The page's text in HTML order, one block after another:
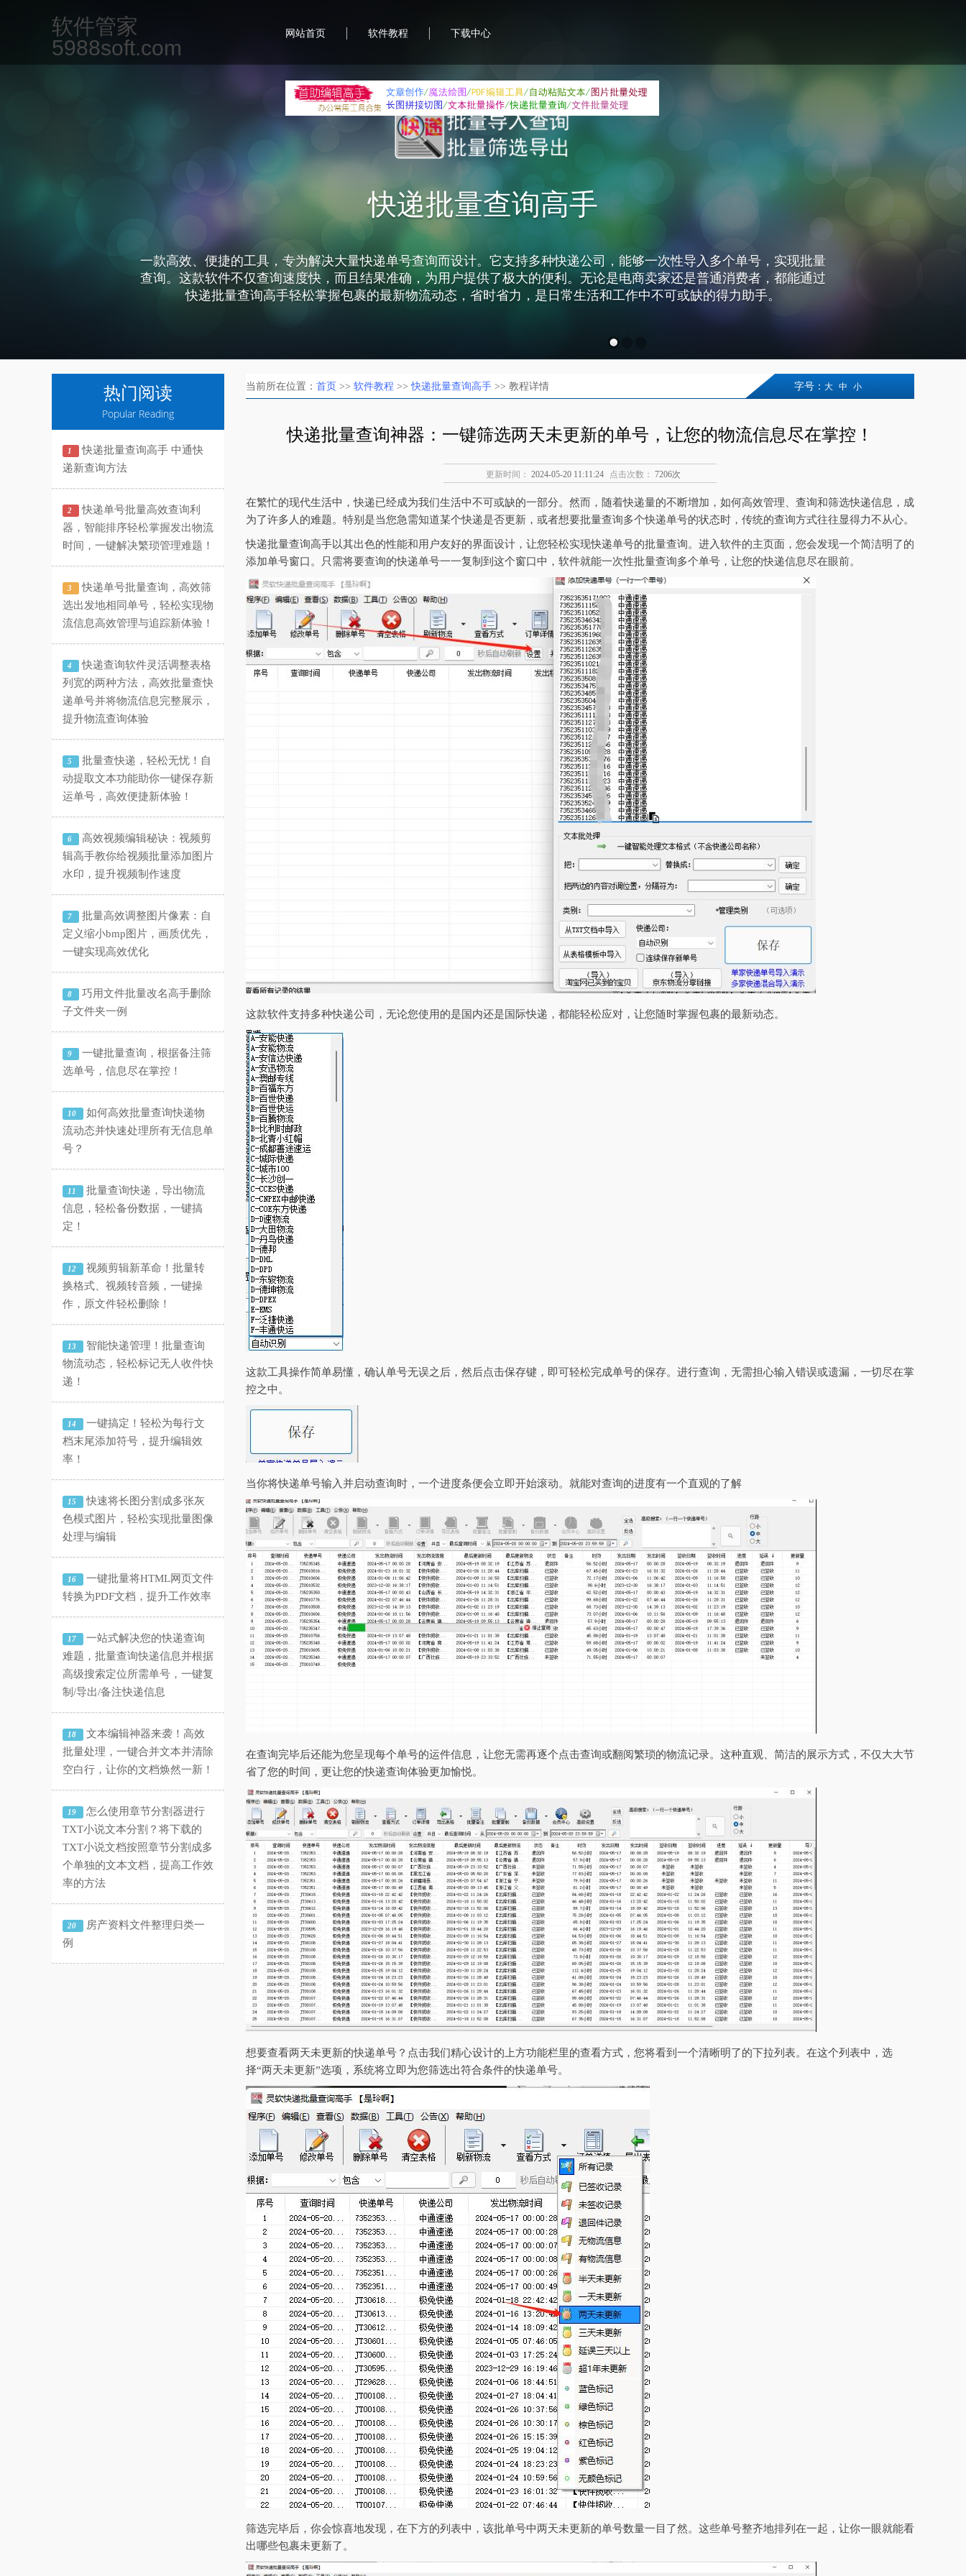
快递批量查询高手
一款高效、便捷的工具，专为解决大量快递单号查询而设计。它支持多种快递公司，能够一次性导入多个单号，实现批量
查询。这款软件不仅查询速度快，而且结果准确，为用户提供了极大的便利。无论是电商卖家还是普通消费者，都能通过
快递批量查询高手轻松掌握包裹的最新物流动态，省时省力，是日常生活和工作中不可或缺的得力助手。
软件管家
5988soft.com
网站首页 | 软件教程 | 下载中心
热门阅读
Popular Reading
1
快递批量查询高手 中通快
递新查询方法
2
快递单号批量高效查询利
器，智能排序轻松掌握发出物流
时间，一键解决繁琐管理难题！
3
快递单号批量查询，高效筛
选出发地相同单号，轻松实现物
流信息高效管理与追踪新体验！
4
快递查询软件灵活调整表格
列宽的两种方法，高效批量查快
递单号并将物流信息完整展示，
提升物流查询体验
5
批量查快递，轻松无忧！自
动提取文本功能助你一键保存新
运单号，高效便捷新体验！
6
高效视频编辑秘诀：视频剪
辑高手教你给视频批量添加图片
水印，提升视频制作速度
7
批量高效调整图片像素：自
定义缩小bmp图片，画质优先，
一键实现高效优化
8
巧用文件批量改名高手删除
子文件夹一例
9
一键批量查询，根据备注筛
选单号，信息尽在掌控！
10
如何高效批量查询快递物
流动态并快速处理所有无信息单
号？
11
批量查询快递，导出物流
信息，轻松备份数据，一键搞
定！
12
视频剪辑新革命！批量转
换格式、视频转音频，一键操
作，原文件轻松删除！
13
智能快递管理！批量查询
物流动态，轻松标记无人收件快
递！
14
一键搞定！轻松为每行文
档末尾添加符号，提升编辑效
率！
15
快速将长图分割成多张灰
色模式图片，轻松实现批量图像
处理与编辑
16
一键批量将HTML网页文件
转换为PDF文档，提升工作效率
17
一站式解决您的快递查询
难题，批量查询快递信息并根据
高级搜索定位所需单号，一键复
制/导出/备注快递信息
18
文本编辑神器来袭！高效
批量处理，一键合并文本并清除
空白行，让你的文档焕然一新！
19
怎么使用章节分割器进行
TXT小说文本分割？将下载的
TXT小说文档按照章节分割成多
个单独的文本文档，提高工作效
率的方法
20
房产资料文件整理归类一
例
当前所在位置： 首页 >> 软件教程 >>快递批量查询高手 >> 教程详情 字号： 大 中 小
快递批量查询神器：一键筛选两天未更新的单号，让您的物流信息尽在掌控！
更新时间： 2024-05-20 11:11:24 点击次数： 7206次
在繁忙的现代生活中，快递已经成为我们生活中不可或缺的一部分。然而，随着快递量的不断增加，如何高效管理、查询和筛选快递信息，成
为了许多人的难题。特别是当您急需知道某个快递是否更新，或者想要批量查询多个快递单号的状态时，传统的查询方式往往显得力不从心。
快递批量查询高手以其出色的性能和用户友好的界面设计，让您轻松实现快递单号的批量查询。进入软件的主页面，您会发现一个简洁明了的
添加单号窗口。只需将要查询的快递单号一一复制到这个窗口中，软件就能一次性批量查询多个单号，让您的快递信息尽在眼前。
这款软件支持多种快递公司，无论您使用的是国内还是国际快递，都能轻松应对，让您随时掌握包裹的最新动态。
这款工具操作简单易懂，确认单号无误之后，然后点击保存键，即可轻松完成单号的保存。进行查询，无需担心输入错误或遗漏，一切尽在掌
控之中。
当你将快递单号输入并启动查询时，一个进度条便会立即开始滚动。就能对查询的进度有一个直观的了解
在查询完毕后还能为您呈现每个单号的运件信息，让您无需再逐个点击查询或翻阅繁琐的物流记录。这种直观、简洁的展示方式，不仅大大节
省了您的时间，更让您的快递查询体验更加愉悦。
想要查看两天未更新的快递单号？点击我们精心设计的上方功能栏里的查看方式，您将看到一个清晰明了的下拉列表。在这个列表中，选
择“两天未更新”选项，系统将立即为您筛选出符合条件的快递单号。
筛选完毕后，你会惊喜地发现，在下方的列表中，该批单号中两天未更新的单号数量一目了然。这些单号整齐地排列在一起，让你一眼就能看
出哪些包裹未更新了。